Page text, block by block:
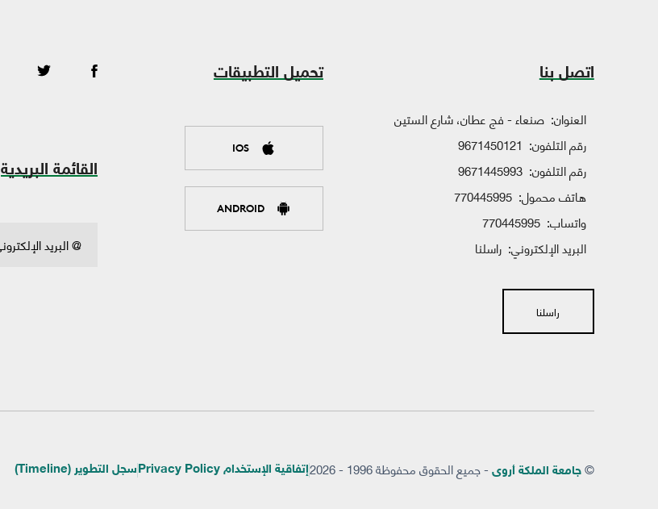
اتصل بنا
العنوان: صنعاء - فج عطان، شارع الستين
رقم التلفون: 9671450121
رقم التلفون: 9671445993
هاتف محمول: 770445995
واتساب: 770445995
البريد الإلكتروني: راسلنا
راسلنا
تحميل التطبيقات
IOS
ANDROID
القائمة البريدية
©جامعة الملكة أروى - جميع الحقوق محفوظة 1996 - 2026 إتفاقية الإستخدام Privacy Policy سجل التطوير (Timeline)